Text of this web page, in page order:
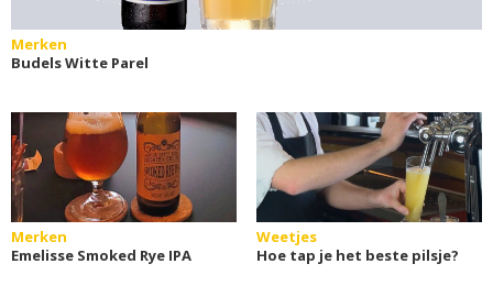
Merken
Budels Witte Parel
Merken
Emelisse Smoked Rye IPA
Weetjes
Hoe tap je het beste pilsje?